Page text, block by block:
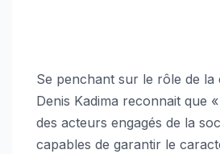
Se penchant sur le rôle de la
Denis Kadima reconnait que
des acteurs engagés de la
capables de garantir le